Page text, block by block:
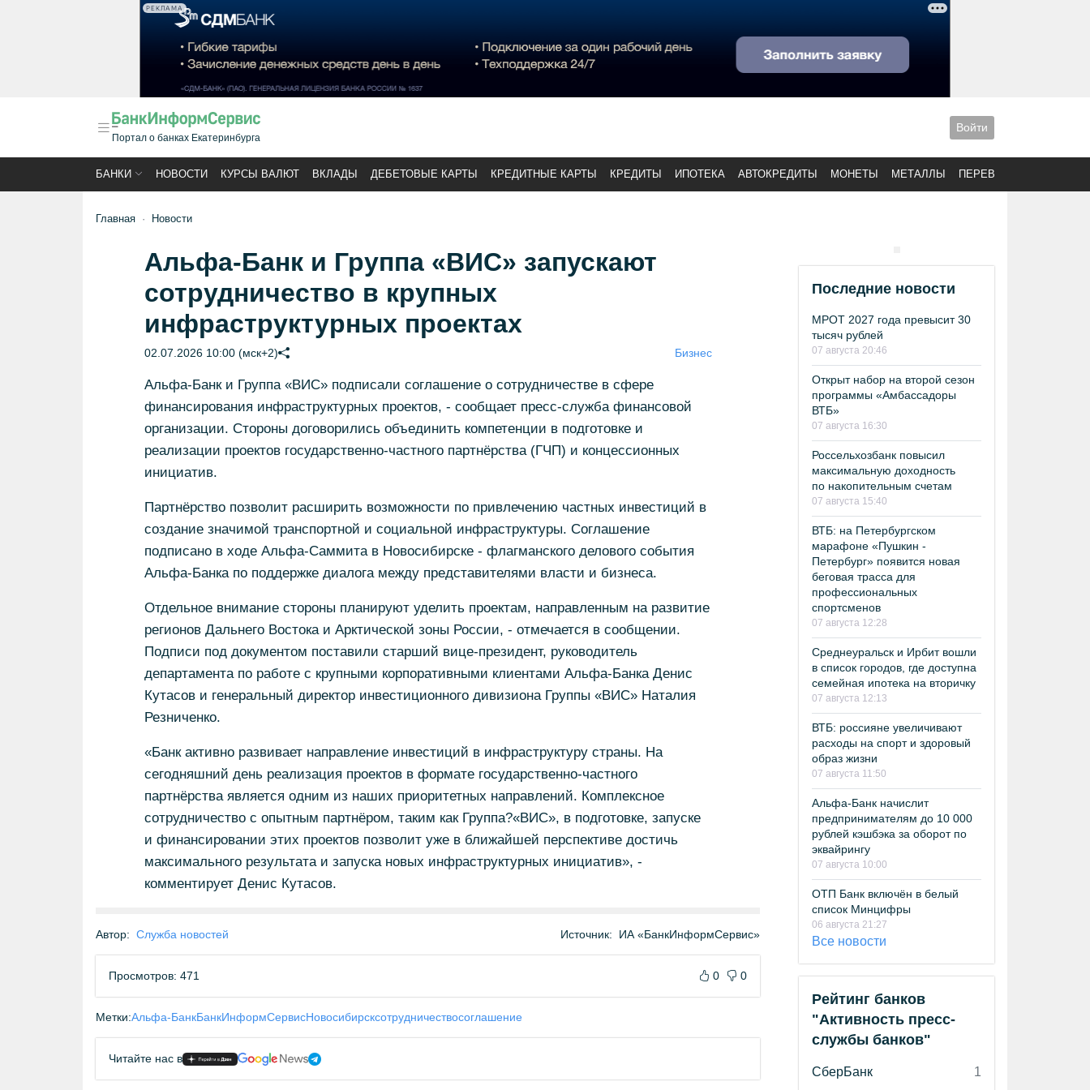
РЕКЛАМА
Портал о банках Екатеринбурга
Войти
БАНКИ НОВОСТИ КУРСЫ ВАЛЮТ ВКЛАДЫ ДЕБЕТОВЫЕ КАРТЫ КРЕДИТНЫЕ КАРТЫ КРЕДИТЫ ИПОТЕКА АВТОКРЕДИТЫ МОНЕТЫ МЕТАЛЛЫ ПЕРЕВОДЫ
Главная Новости
Альфа-Банк и Группа «ВИС» запускают
сотрудничество в крупных
инфраструктурных проектах
02.07.2026 10:00 (мск+2) Бизнес
Альфа-Банк и Группа «ВИС» подписали соглашение о сотрудничестве в сфере
финансирования инфраструктурных проектов, - сообщает пресс-служба финансовой
организации. Стороны договорились объединить компетенции в подготовке и
реализации проектов государственно-частного партнёрства (ГЧП) и концессионных
инициатив.
Партнёрство позволит расширить возможности по привлечению частных инвестиций в
создание значимой транспортной и социальной инфраструктуры. Соглашение
подписано в ходе Альфа-Саммита в Новосибирске - флагманского делового события
Альфа-Банка по поддержке диалога между представителями власти и бизнеса.
Отдельное внимание стороны планируют уделить проектам, направленным на развитие
регионов Дальнего Востока и Арктической зоны России, - отмечается в сообщении.
Подписи под документом поставили старший вице-президент, руководитель
департамента по работе с крупными корпоративными клиентами Альфа-Банка Денис
Кутасов и генеральный директор инвестиционного дивизиона Группы «ВИС» Наталия
Резниченко.
«Банк активно развивает направление инвестиций в инфраструктуру страны. На
сегодняшний день реализация проектов в формате государственно-частного
партнёрства является одним из наших приоритетных направлений. Комплексное
сотрудничество с опытным партнёром, таким как Группа?«ВИС», в подготовке, запуске
и финансировании этих проектов позволит уже в ближайшей перспективе достичь
максимального результата и запуска новых инфраструктурных инициатив», -
комментирует Денис Кутасов.
Автор: Служба новостей Источник: ИА «БанкИнформСервис»
Просмотров: 471 0 0
Метки:Альфа-БанкБанкИнформСервисНовосибирсксотрудничествосоглашение
Читайте нас в
Последние новости
МРОТ 2027 года превысит 30
тысяч рублей
07 августа 20:46
Открыт набор на второй сезон
программы «Амбассадоры
ВТБ»
07 августа 16:30
Россельхозбанк повысил
максимальную доходность
по накопительным счетам
07 августа 15:40
ВТБ: на Петербургском
марафоне «Пушкин -
Петербург» появится новая
беговая трасса для
профессиональных
спортсменов
07 августа 12:28
Среднеуральск и Ирбит вошли
в список городов, где доступна
семейная ипотека на вторичку
07 августа 12:13
ВТБ: россияне увеличивают
расходы на спорт и здоровый
образ жизни
07 августа 11:50
Альфа-Банк начислит
предпринимателям до 10 000
рублей кэшбэка за оборот по
эквайрингу
07 августа 10:00
ОТП Банк включён в белый
список Минцифры
06 августа 21:27
Все новости
Рейтинг банков
"Активность пресс-
службы банков"
СберБанк
1